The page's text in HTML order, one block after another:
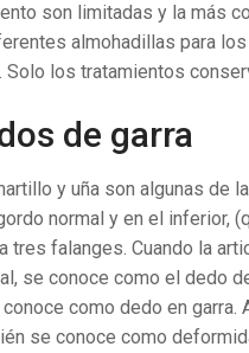
son limitadas y la más
almohadillas para
los tratamientos
de garra
y uña son algunas de
normal y en el inferior,
tres falanges. Cuando la
se conoce como el dedo
como dedo en
se conoce como